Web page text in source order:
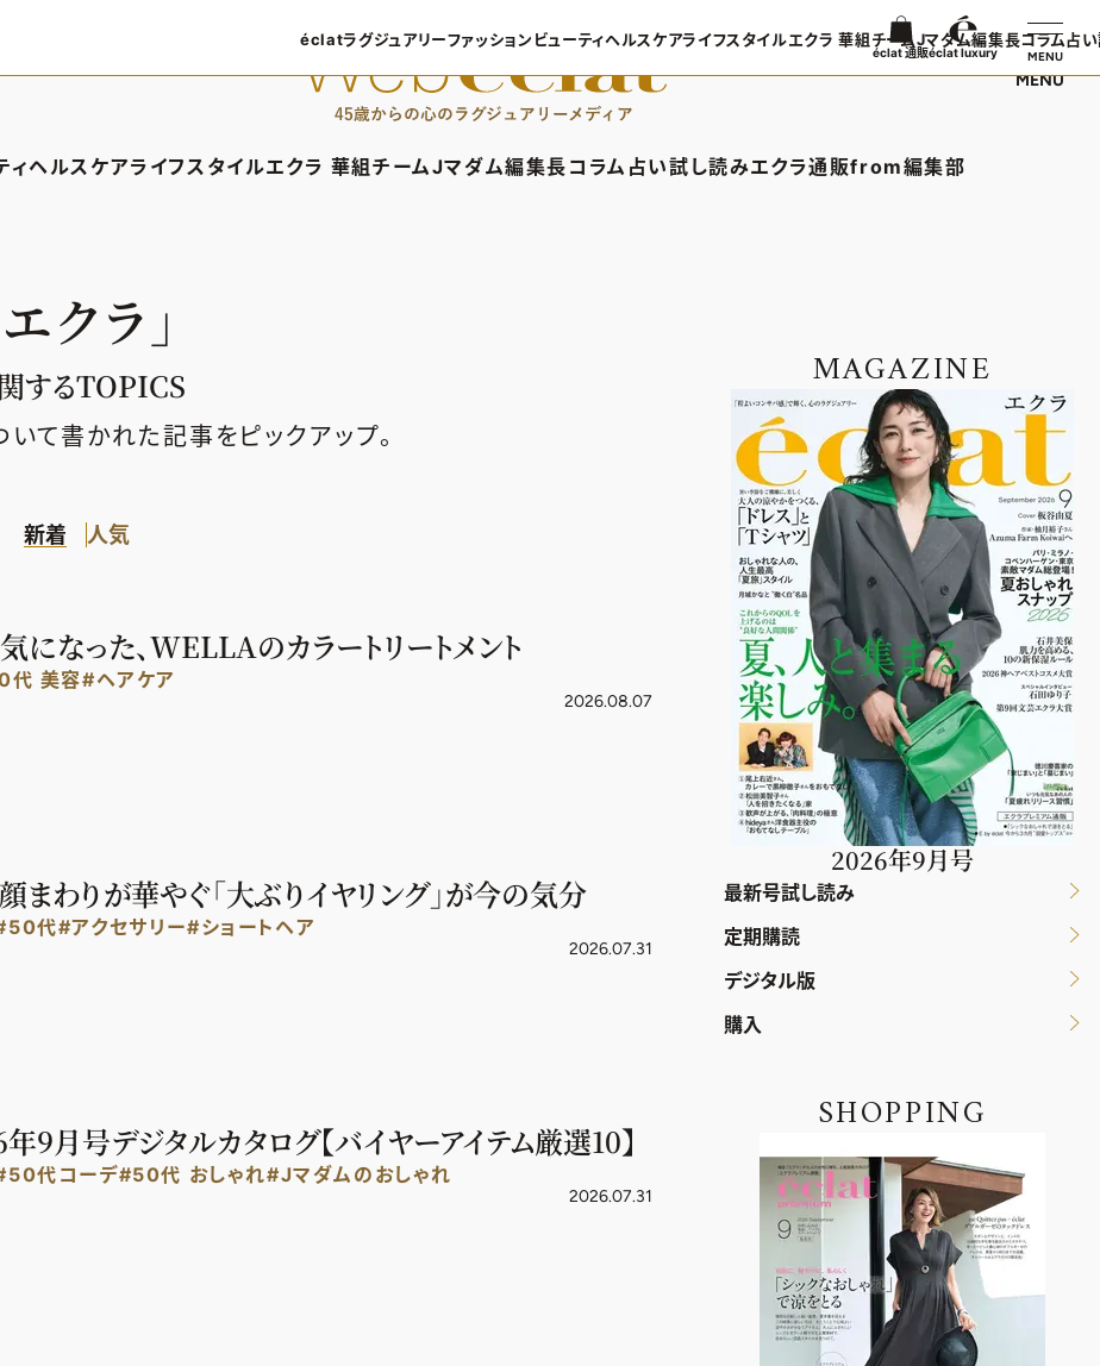
MENU
ィ
ジングケア
代ベストコスメ
ヘルスケア
更年期
50代健康のお悩み
ライフスタイル
カルチャー
エクラ 華組 チームJマダム編集長コラム 占い試し読みエクラ通販
デジタルカタログ
エクラプレミアム通販
from編集部
éclatラグジュアリー
éclatラグジュアリーTOP
ラグジュアリーTOPICS
ファッション
ファッションTOP
ファッションTOPICS
ビューティ
ビューティTOP
ヘアスタイル・ヘアケア
ヘルスケア
ヘルスケアTOP
ヘルスケアTOPICS
ライフスタイル
車・家電
50代のお悩み
エクラ 華組
エクラ 華組メンバー一覧
チームJマダム
チームJマダムメンバー一
編集長コラム占い
éclat 通販éclat luxury MENU
エクラ」
するTOPICS
いて書かれた記事をピックアップ。
新着 人気
なった、WELLAのカラートリートメント
代 美容#ヘアケア
2026.08.07
まわりが華やぐ「大ぶりイヤリング」が今の気分
代#アクセサリー#ショートヘア
2026.07.31
9月号デジタルカタログ【バイヤーアイテム厳選10】
代コーデ#50代 おしゃれ#Jマダムのおしゃれ
2026.07.31
MAGAZINE
2026年9月号
最新号試し読み
定期購読
デジタル版
購入
SHOPPING